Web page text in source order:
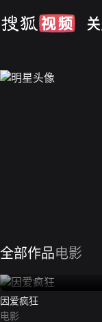
全部作品电影
因爱疯狂
电影